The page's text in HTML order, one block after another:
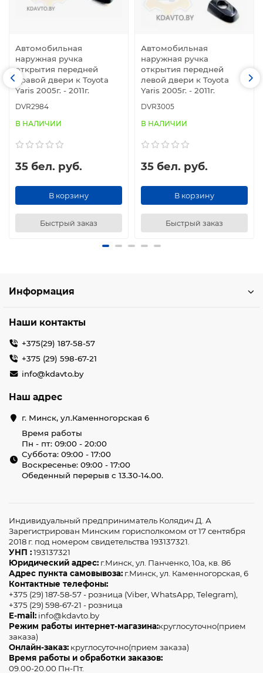
Автомобильная
наружная ручка
открытия передней
правой двери к Toyota
Yaris 2005г. - 2011г.
DVR2984
В НАЛИЧИИ
35 бел. руб.
В корзину
Быстрый заказ
Автомобильная
наружная ручка
открытия передней
левой двери к Toyota
Yaris 2005г. - 2011г.
DVR3005
В НАЛИЧИИ
35 бел. руб.
В корзину
Быстрый заказ
Информация
Наши контакты
+375(29) 187-58-57
+375 (29) 598-67-21
info@kdavto.by
Наш адрес
г. Минск, ул.Каменногорская 6
Время работы
Пн - пт: 09:00 - 20:00
Суббота: 09:00 - 17:00
Воскресенье: 09:00 - 17:00
Обеденный перерыв с 13.30-14.00.
Индивидуальный предприниматель Колядич Д. А
Зарегистрирован Минским горисполкомом от 17 сентября
2018 г. под номером свидетельства 193137321.
УНП :193137321
Юридический адрес: г.Минск, ул. Панченко, 10а, кв. 86
Адрес пункта самовывоза: г.Минск, ул. Каменногорская, 6
Контактные телефоны:
+375 (29) 187-58-57 - розница (Viber, WhatsApp, Telegram),
+375 (29) 598-67-21 - розница
E-mail: info@kdavto.by
Режим работы интернет-магазина:круглосуточно(прием
заказа)
Онлайн-заказ: круглосуточно(прием заказа)
Время работы и обработки заказов:
09.00-20.00 Пн-Пт.